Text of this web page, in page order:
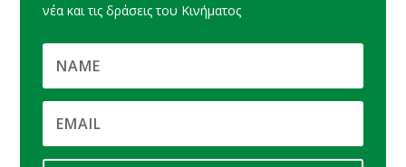
νέα και τις δράσεις του Κινήματος